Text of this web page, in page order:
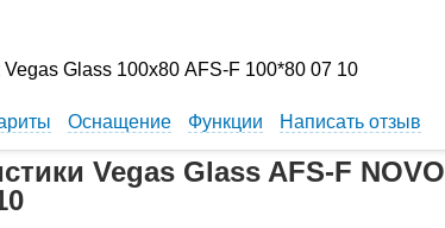
Glass 100х80 AFS-F 100*80 07 10
Оснащение Функции Написать отзыв
Vegas Glass AFS-F NOVO